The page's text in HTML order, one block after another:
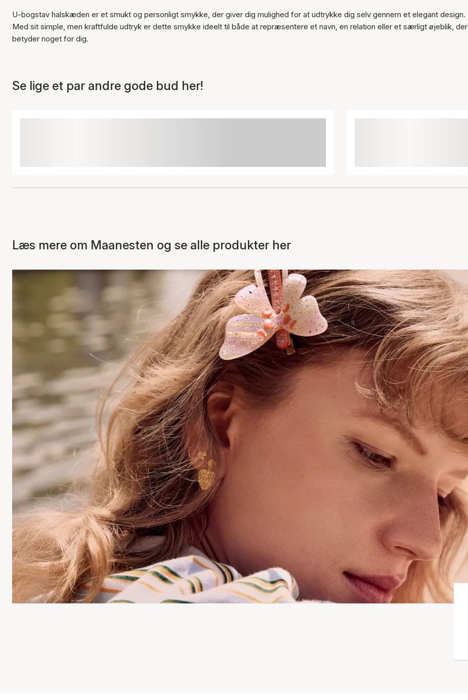
U-bogstav halskæden er et smukt og personligt smykke, der giver dig mulighed for at udtrykke dig selv gennem et elegant design.
Med sit simple, men kraftfulde udtryk er dette smykke ideelt til både at repræsentere et navn, en relation eller et særligt øjeblik, der
betyder noget for dig.
Se lige et par andre gode bud her!
Læs mere om Maanesten og se alle produkter her